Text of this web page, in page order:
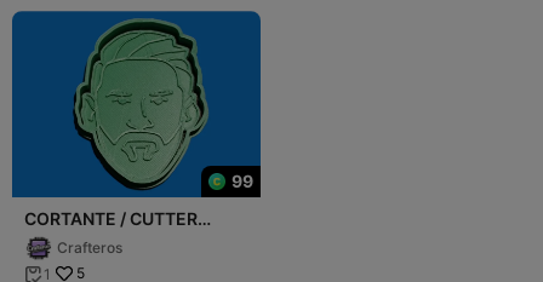
99
CORTANTE / CUTTER
MESSICrafteros
 1 5